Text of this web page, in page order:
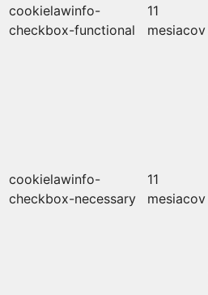
cookielawinfo-
checkbox-functional
11
mesiacov
cookielawinfo-
checkbox-necessary
11
mesiacov